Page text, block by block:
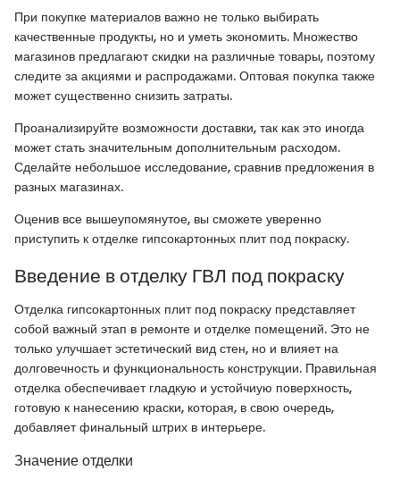
При покупке материалов важно не только выбирать
качественные продукты, но и уметь экономить. Множество
магазинов предлагают скидки на различные товары, поэтому
следите за акциями и распродажами. Оптовая покупка также
может существенно снизить затраты.
Проанализируйте возможности доставки, так как это иногда
может стать значительным дополнительным расходом.
Сделайте небольшое исследование, сравнив предложения в
разных магазинах.
Оценив все вышеупомянутое, вы сможете уверенно
приступить к отделке гипсокартонных плит под покраску.
Введение в отделку ГВЛ под покраску
Отделка гипсокартонных плит под покраску представляет
собой важный этап в ремонте и отделке помещений. Это не
только улучшает эстетический вид стен, но и влияет на
долговечность и функциональность конструкции. Правильная
отделка обеспечивает гладкую и устойчиую поверхность,
готовую к нанесению краски, которая, в свою очередь,
добавляет финальный штрих в интерьере.
Значение отделки